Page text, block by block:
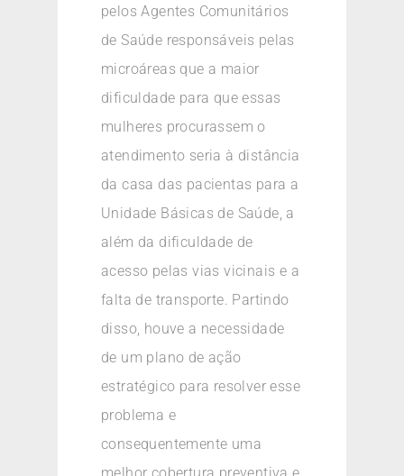
pelos Agentes Comunitários
de Saúde responsáveis pelas
microáreas que a maior
dificuldade para que essas
mulheres procurassem o
atendimento seria à distância
da casa das pacientas para a
Unidade Básicas de Saúde, a
além da dificuldade de
acesso pelas vias vicinais e a
falta de transporte. Partindo
disso, houve a necessidade
de um plano de ação
estratégico para resolver esse
problema e
consequentemente uma